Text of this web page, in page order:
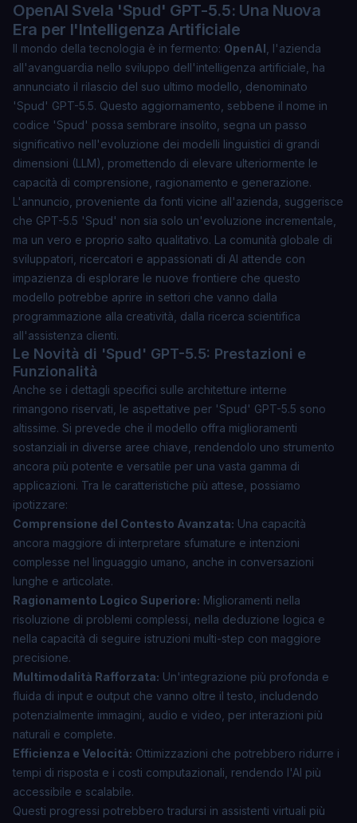
OpenAI Svela 'Spud' GPT-5.5: Una Nuova
Era per l'Intelligenza Artificiale
Il mondo della tecnologia è in fermento: OpenAI , l'azienda
all'avanguardia nello sviluppo dell'intelligenza artificiale, ha
annunciato il rilascio del suo ultimo modello, denominato
'Spud' GPT-5.5. Questo aggiornamento, sebbene il nome in
codice 'Spud' possa sembrare insolito, segna un passo
significativo nell'evoluzione dei modelli linguistici di grandi
dimensioni (LLM), promettendo di elevare ulteriormente le
capacità di comprensione, ragionamento e generazione.
L'annuncio, proveniente da fonti vicine all'azienda, suggerisce
che GPT-5.5 'Spud' non sia solo un'evoluzione incrementale,
ma un vero e proprio salto qualitativo. La comunità globale di
sviluppatori, ricercatori e appassionati di AI attende con
impazienza di esplorare le nuove frontiere che questo
modello potrebbe aprire in settori che vanno dalla
programmazione alla creatività, dalla ricerca scientifica
all'assistenza clienti.
Le Novità di 'Spud' GPT-5.5: Prestazioni e
Funzionalità
Anche se i dettagli specifici sulle architetture interne
rimangono riservati, le aspettative per 'Spud' GPT-5.5 sono
altissime. Si prevede che il modello offra miglioramenti
sostanziali in diverse aree chiave, rendendolo uno strumento
ancora più potente e versatile per una vasta gamma di
applicazioni. Tra le caratteristiche più attese, possiamo
ipotizzare:
Comprensione del Contesto Avanzata: Una capacità
ancora maggiore di interpretare sfumature e intenzioni
complesse nel linguaggio umano, anche in conversazioni
lunghe e articolate.
Ragionamento Logico Superiore: Miglioramenti nella
risoluzione di problemi complessi, nella deduzione logica e
nella capacità di seguire istruzioni multi-step con maggiore
precisione.
Multimodalità Rafforzata: Un'integrazione più profonda e
fluida di input e output che vanno oltre il testo, includendo
potenzialmente immagini, audio e video, per interazioni più
naturali e complete.
Efficienza e Velocità: Ottimizzazioni che potrebbero ridurre i
tempi di risposta e i costi computazionali, rendendo l'AI più
accessibile e scalabile.
Questi progressi potrebbero tradursi in assistenti virtuali più